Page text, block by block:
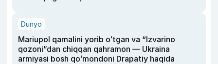
Dunyo
Mariupol qamalini yorib oʻtgan va “Izvarino
qozoni”dan chiqqan qahramon — Ukraina
armiyasi bosh qoʻmondoni Drapatiy haqida